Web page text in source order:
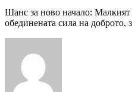
Шанс за ново начало:
обединената сила на доброто,